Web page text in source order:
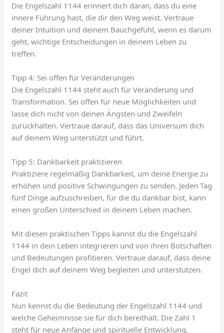
Die Engelszahl 1144 erinnert dich daran, dass du eine
innere Führung hast, die dir den Weg weist. Vertraue
deiner Intuition und deinem Bauchgefühl, wenn es darum
geht, wichtige Entscheidungen in deinem Leben zu
treffen.
Tipp 4: Sei offen für Veränderungen
Die Engelszahl 1144 steht auch für Veränderung und
Transformation. Sei offen für neue Möglichkeiten und
lasse dich nicht von deinen Ängsten und Zweifeln
zurückhalten. Vertraue darauf, dass das Universum dich
auf deinem Weg unterstützt und führt.
Tipp 5: Dankbarkeit praktizieren
Praktiziere regelmäßig Dankbarkeit, um deine Energie zu
erhöhen und positive Schwingungen zu senden. Jeden Tag
fünf Dinge aufzuschreiben, für die du dankbar bist, kann
einen großen Unterschied in deinem Leben machen.
Mit diesen praktischen Tipps kannst du die Engelszahl
1144 in dein Leben integrieren und von ihren Botschaften
und Bedeutungen profitieren. Vertraue darauf, dass deine
Engel dich auf deinem Weg begleiten und unterstützen.
Fazit
Nun kennst du die Bedeutung der Engelszahl 1144 und
welche Geheimnisse sie für dich bereithält. Die Zahl 1
steht für neue Anfänge und spirituelle Entwicklung,